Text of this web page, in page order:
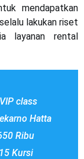
mendapatkan
lakukan riset
layanan rental
class
Hatta
Ribu
Kursi